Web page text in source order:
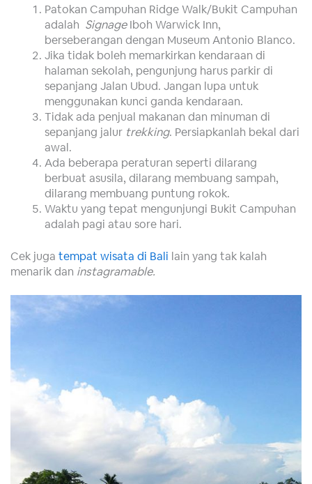
Patokan Campuhan Ridge Walk/Bukit Campuhan
adalah SignageIboh Warwick Inn,
berseberangan dengan Museum Antonio Blanco.
Jika tidak boleh memarkirkan kendaraan di
halaman sekolah, pengunjung harus parkir di
sepanjang Jalan Ubud. Jangan lupa untuk
menggunakan kunci ganda kendaraan.
Tidak ada penjual makanan dan minuman di
sepanjang jalur trekking. Persiapkanlah bekal dari
awal.
Ada beberapa peraturan seperti dilarang
berbuat asusila, dilarang membuang sampah,
dilarang membuang puntung rokok.
Waktu yang tepat mengunjungi Bukit Campuhan
adalah pagi atau sore hari.
Cek juga tempat wisata di Bali lain yang tak kalah
menarik dan instagramable.